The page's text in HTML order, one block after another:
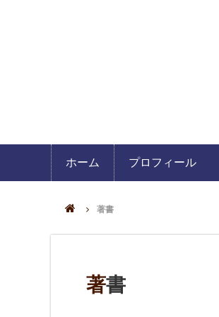
ホーム プロフィール
著書
著書